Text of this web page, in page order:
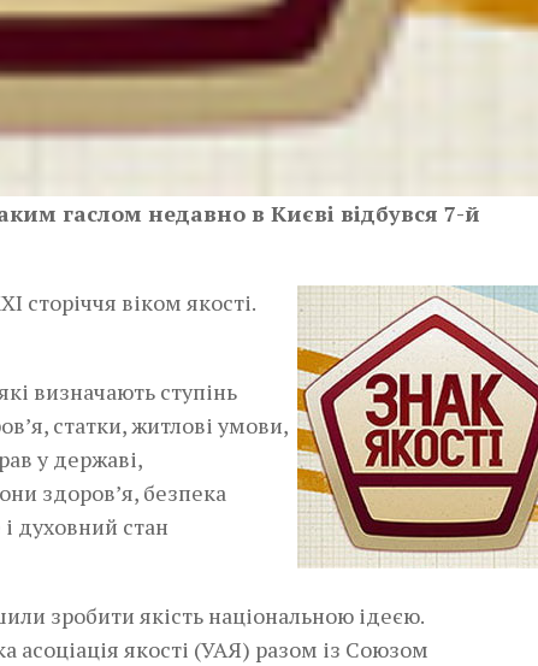
гаслом недавно в Києві відбувся 7-й
сторіччя віком якості.
визначають ступінь
статки, житлові умови,
у державі,
здоров’я, безпека
духовний стан
зробити якість національною ідеєю.
асоціація якості (УАЯ) разом із Союзом